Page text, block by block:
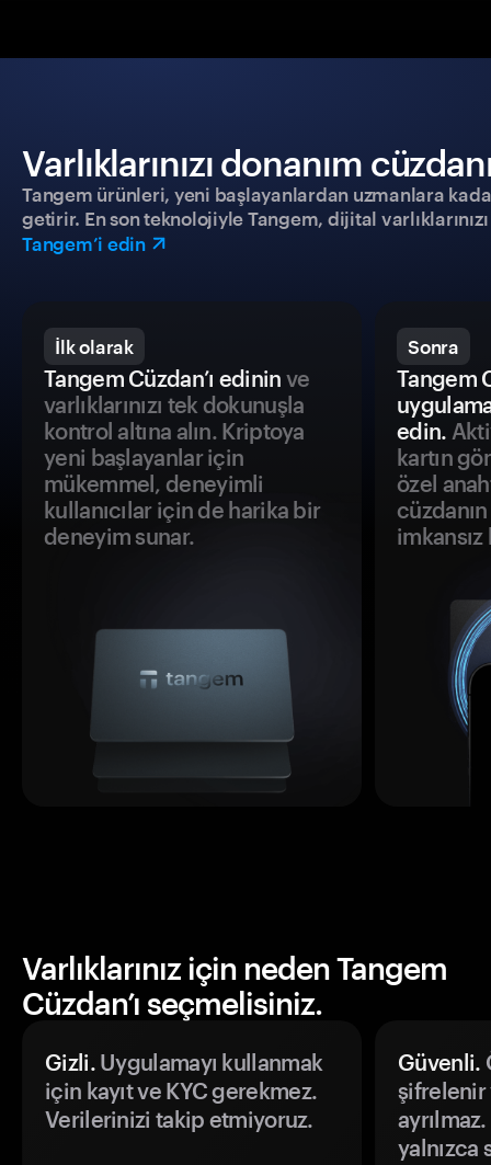
Varlıklarınızı donanım
Tangem ürünleri, yeni başlayanlardan uzmanlara
getirir. En son teknolojiyle Tangem, dijital
Tangem’i edin
İlk olarak
Tangem Cüzdan’ı edinin ve
varlıklarınızı tek dokunuşla
kontrol altına alın. Kriptoya
yeni başlayanlar için
mükemmel, deneyimli
kullanıcılar için de harika bir
deneyim sunar.
Sonra
Tangem
edin.
kartın
özel
Varlıklarınız için neden Tangem
Cüzdan’ı seçmelisiniz.
Gizli.Uygulamayı kullanmak
için kayıt ve KYC gerekmez.
Verilerinizi takip etmiyoruz.
Güvenli.
şifrelenir
yalnızca